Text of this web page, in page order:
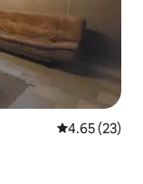
คะแนนเฉลี่ย
4.65 (23)